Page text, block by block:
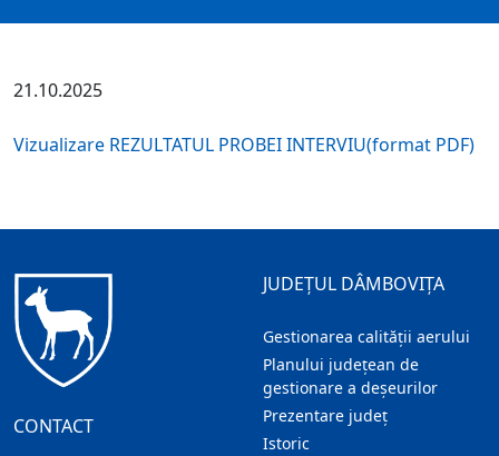
21.10.2025
Vizualizare REZULTATUL PROBEI INTERVIU(format PDF)
CONTACT
JUDEȚUL DÂMBOVIȚA
Gestionarea calității aerului
Planului județean de
gestionare a deșeurilor
Prezentare judeţ
Istoric